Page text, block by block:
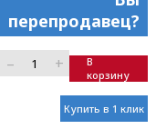
перепродавец?
– +
В
корзину
Купить в 1 клик